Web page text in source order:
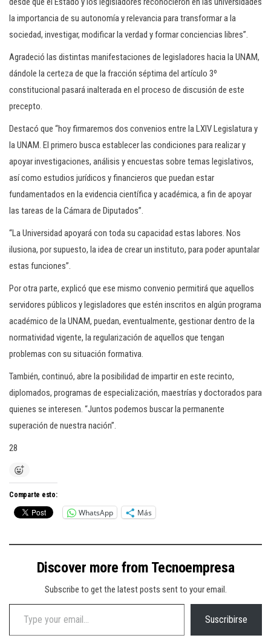
la importancia de su autonomía y relevancia para transformar a la
sociedad, investigar, modificar la verdad y formar conciencias libres”.
Agradeció las distintas manifestaciones de legisladores hacia la UNAM,
dándole la certeza de que la fracción séptima del artículo 3º
constitucional pasará inalterada en el proceso de discusión de este
precepto.
Destacó que “hoy firmaremos dos convenios entre la LXIV Legislatura y
la UNAM. El primero busca establecer las condiciones para realizar y
apoyar investigaciones, análisis y encuestas sobre temas legislativos,
así como estudios jurídicos y financieros que puedan estar
fundamentados en la evidencia científica y académica, a fin de apoyar
las tareas de la Cámara de Diputados”.
“La Universidad apoyará con toda su capacidad estas labores. Nos
ilusiona, por supuesto, la idea de crear un instituto, para poder apuntalar
estas funciones”.
Por otra parte, explicó que ese mismo convenio permitirá que aquellos
servidores públicos y legisladores que estén inscritos en algún programa
académico de la UNAM, puedan, eventualmente, gestionar dentro de la
normatividad vigente, la regularización de aquellos que tengan
problemas con su situación formativa.
También, continuó, abre la posibilidad de impartir en este recinto,
diplomados, programas de especialización, maestrías y doctorados para
quienes se interesen. “Juntos podemos buscar la permanente
superación de nuestra nación”.
28
Comparte esto:
WhatsApp Más
Discover more from Tecnoempresa
Subscribe to get the latest posts sent to your email.
Type your email…
Suscribirse